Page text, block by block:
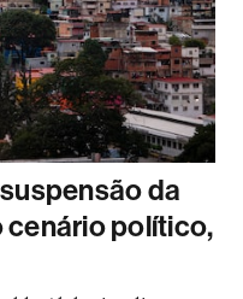
da
cenário político,